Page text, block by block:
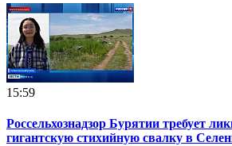
15:59
Россельхознадзор Бурятии требует
гигантскую стихийную свалку в